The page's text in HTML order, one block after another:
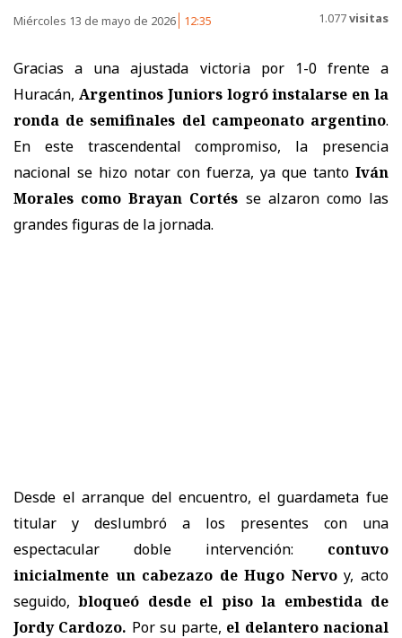
Miércoles 13 de mayo de 2026 12:35 1.077visitas
Gracias a una ajustada victoria por 1-0 frente a
Huracán, Argentinos Juniors logró instalarse en la
ronda de semifinales del campeonato argentino.
En este trascendental compromiso, la presencia
nacional se hizo notar con fuerza, ya que tanto Iván
Morales como Brayan Cortés se alzaron como las
grandes figuras de la jornada.
Desde el arranque del encuentro, el guardameta fue
titular y deslumbró a los presentes con una
espectacular doble intervención: contuvo
inicialmente un cabezazo de Hugo Nervoy, acto
seguido,bloqueó desde el piso la embestida de
Jordy Cardozo. Por su parte, el delantero nacional